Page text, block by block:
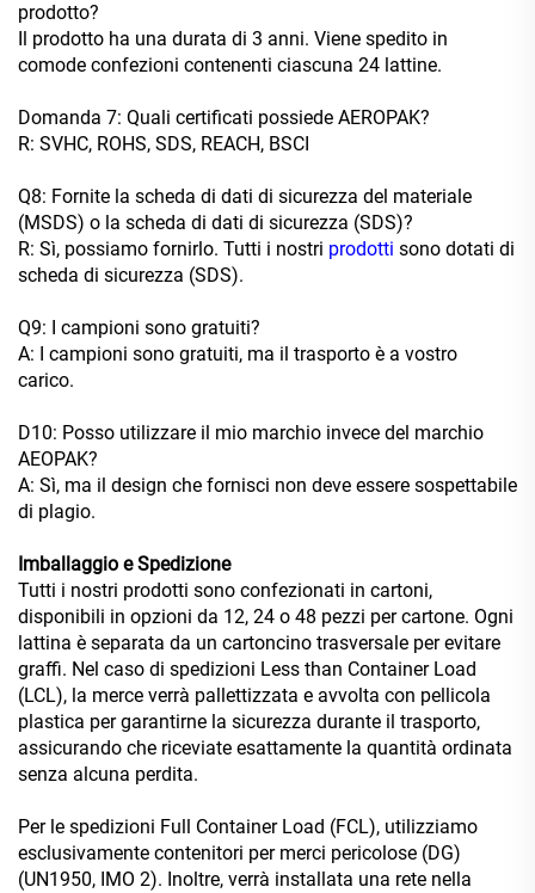
prodotto?
Il prodotto ha una durata di 3 anni. Viene spedito in
comode confezioni contenenti ciascuna 24 lattine.
Domanda 7: Quali certificati possiede AEROPAK?
R: SVHC, ROHS, SDS, REACH, BSCI
Q8: Fornite la scheda di dati di sicurezza del materiale
(MSDS) o la scheda di dati di sicurezza (SDS)?
R: Sì, possiamo fornirlo. Tutti i nostri prodotti sono dotati di
scheda di sicurezza (SDS).
Q9: I campioni sono gratuiti?
A: I campioni sono gratuiti, ma il trasporto è a vostro
carico.
D10: Posso utilizzare il mio marchio invece del marchio
AEOPAK?
A: Sì, ma il design che fornisci non deve essere sospettabile
di plagio.
Imballaggio e Spedizione
Tutti i nostri prodotti sono confezionati in cartoni,
disponibili in opzioni da 12, 24 o 48 pezzi per cartone. Ogni
lattina è separata da un cartoncino trasversale per evitare
graffi. Nel caso di spedizioni Less than Container Load
(LCL), la merce verrà pallettizzata e avvolta con pellicola
plastica per garantirne la sicurezza durante il trasporto,
assicurando che riceviate esattamente la quantità ordinata
senza alcuna perdita.
Per le spedizioni Full Container Load (FCL), utilizziamo
esclusivamente contenitori per merci pericolose (DG)
(UN1950, IMO 2). Inoltre, verrà installata una rete nella